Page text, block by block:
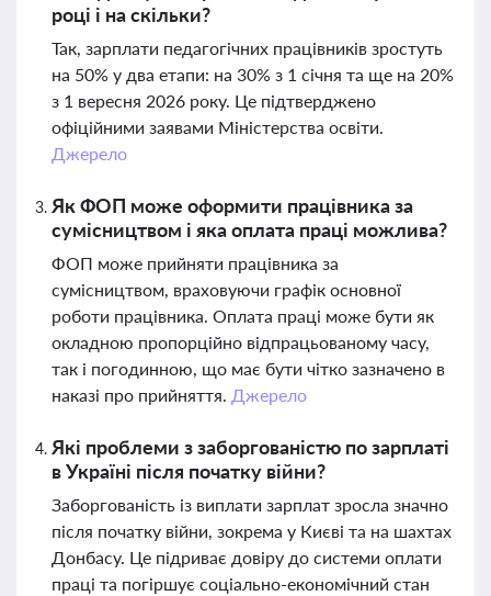
році і на скільки?
Так, зарплати педагогічних працівників зростуть
на 50% у два етапи: на 30% з 1 січня та ще на 20%
з 1 вересня 2026 року. Це підтверджено
офіційними заявами Міністерства освіти.
Джерело
Як ФОП може оформити працівника за
сумісництвом і яка оплата праці можлива?
ФОП може прийняти працівника за
сумісництвом, враховуючи графік основної
роботи працівника. Оплата праці може бути як
окладною пропорційно відпрацьованому часу,
так і погодинною, що має бути чітко зазначено в
наказі про прийняття. Джерело
Які проблеми з заборгованістю по зарплаті
в Україні після початку війни?
Заборгованість із виплати зарплат зросла значно
після початку війни, зокрема у Києві та на шахтах
Донбасу. Це підриває довіру до системи оплати
праці та погіршує соціально-економічний стан